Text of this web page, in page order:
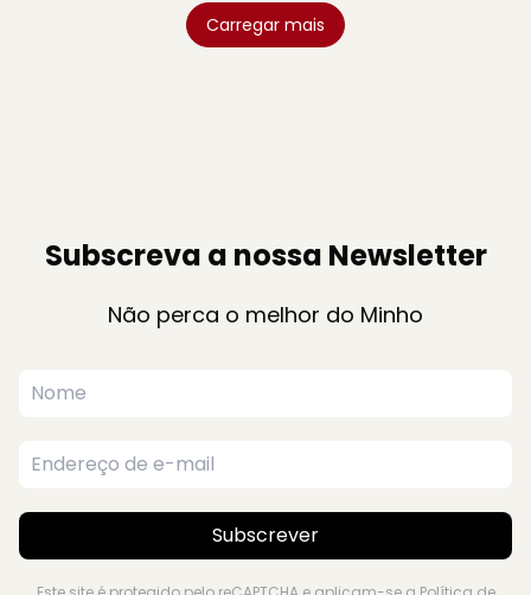
Carregar mais
Subscreva a nossa Newsletter
Não perca o melhor do Minho
Subscrever